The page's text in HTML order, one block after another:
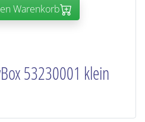
Warenkorb
53230001 klein